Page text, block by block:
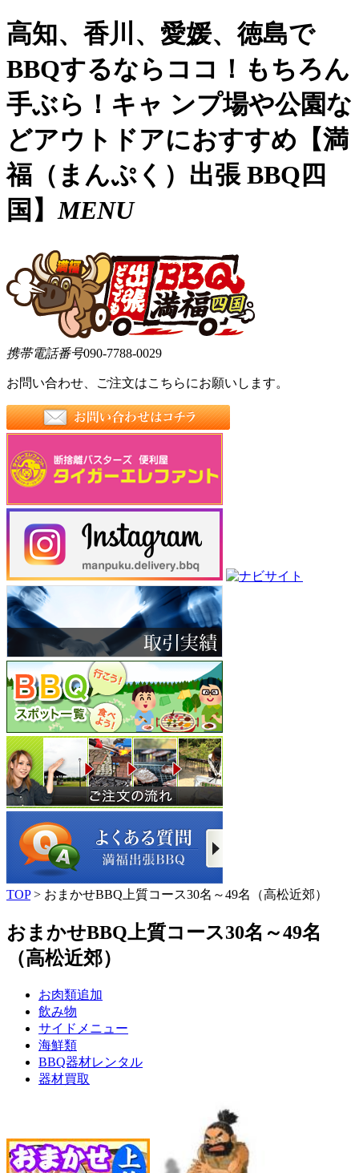
高知、香川、愛媛、徳島で
BBQするならココ！もちろん
手ぶら！キャ ンプ場や公園な
どアウトドアにおすすめ【満
福（まんぷく）出張 BBQ四
国】MENU
携帯電話番号090-7788-0029
お問い合わせ、ご注文はこちらにお願いします。
TOP> おまかせBBQ上質コース30名～49名（高松近郊）
おまかせBBQ上質コース30名～49名
（高松近郊）
お肉類追加
飲み物
サイドメニュー
海鮮類
BBQ器材レンタル
器材買取